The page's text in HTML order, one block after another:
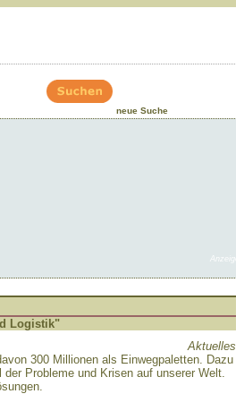
neue Suche
Anzeige
Logistik"
Aktuelles
300 Millionen als Einwegpaletten. Dazu
Probleme und Krisen auf unserer Welt.